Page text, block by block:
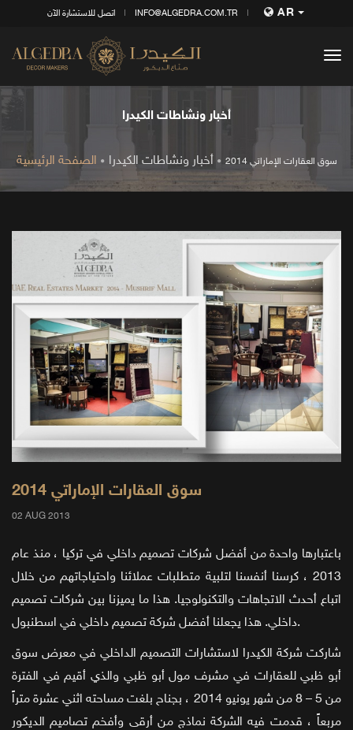
اتصل للاستشارة الآن INFO@ALGEDRA.COM.TR AR
أخبار ونشاطات الكيدرا
الصفحة الرئيسية أخبار ونشاطات الكيدرا سوق العقارات الإماراتي 2014
سوق العقارات الإماراتي 2014
02 AUG 2013
باعتبارها واحدة من أفضل شركات تصميم داخلي في تركيا ، منذ عام
2013 ، كرسنا أنفسنا لتلبية متطلبات عملائنا واحتياجاتهم من خلال
اتباع أحدث الاتجاهات والتكنولوجيا. هذا ما يميزنا بين شركات تصميم
داخلي. هذا يجعلنا أفضل شركة تصميم داخلي في اسطنبول.
شاركت شركة الكيدرا لاستشارات التصميم الداخلي في معرض سوق
أبو ظبي للعقارات في مشرف مول أبو ظبي والذي أقيم في الفترة
من 5 – 8 من شهر يونيو 2014 ، بجناح بلغت مساحته اثني عشرة متراً
مربعاً ، قدمت فيه الشركة نماذج من أرقى وأفخم تصاميم الديكور